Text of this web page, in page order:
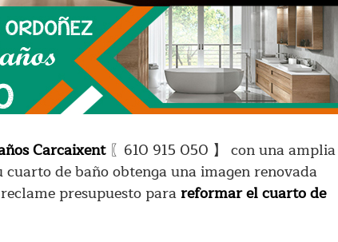
Carcaixent〖610 915 050 】 con una amplia
de baño obtenga una imagen renovada
presupuesto parareformar el cuarto de